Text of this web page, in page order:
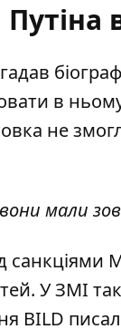
в
не
мали
санкціями
У ЗМІ
BILD